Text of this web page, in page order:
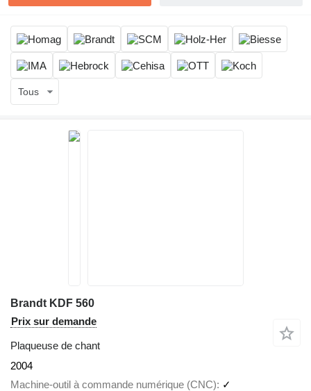
Tous
Brandt KDF 560
Prix sur demande
Plaqueuse de chant
2004
Machine-outil à commande numérique (CNC)
✓